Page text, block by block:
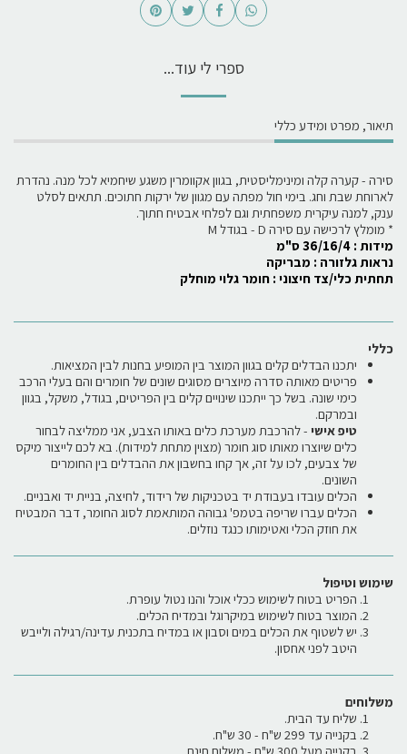
ספרי לי עוד...
תיאור, מפרט ומידע כללי
סירה - קערה קלה ומינימליסטית, בגוון אקוומרין משגע שיחמיא לכל מנה. נהדרת
לארוחת שבת וחג. בימי חול מפתה עם מגוון של ירקות חתוכים. תתאים לסלט
ענק, למנה עיקרית משפחתית וגם לפלחי אבטיח חתוך.
* מומלץ לרכישה עם סירה D - בגודל M
מידות : 36/16/4 ס"מ
נראות גלזורה : מבריקה
תחתית כלי/צד חיצוני : חומר גלוי מוחלק
כללי
יתכנו הבדלים קלים בגוון המוצר בין המופיע בחנות לבין המציאות.
פריטים מאותה סדרה מיוצרים מסוגים שונים של חומרים והם בעלי הרכב
כימי שונה. בשל כך ייתכנו שינויים קלים בין הפריטים, בגודל, משקל, בגוון
ובמרקם.
טיפ אישי - להרכבת מערכת כלים באותו הצבע, אני ממליצה לבחור
כלים שיוצרו מאותו סוג חומר (מצוין מתחת למידות). בא לכם לייצור מיקס
של צבעים, לכו על זה, אך קחו בחשבון את ההבדלים בין החומרים
השונים.
הכלים עובדו בעבודת יד בטכניקות של רידוד, לחיצה, בניית יד ואבניים.
הכלים עברו שריפה בטמפ' גבוהה המותאמת לסוג החומר, דבר המבטיח
את חוזק הכלי ואטימותו כנגד נוזלים.
שימוש וטיפול
הפריט בטוח לשימוש ככלי אוכל והנו נטול עופרת.
המוצר בטוח לשימוש במיקרוגל ובמדיח הכלים.
יש לשטוף את הכלים במים וסבון או במדיח בתכנית עדינה/רגילה ולייבש
היטב לפני אחסון.
משלוחים
שליח עד הבית.
בקנייה עד 299 ש"ח - 30 ש"ח.